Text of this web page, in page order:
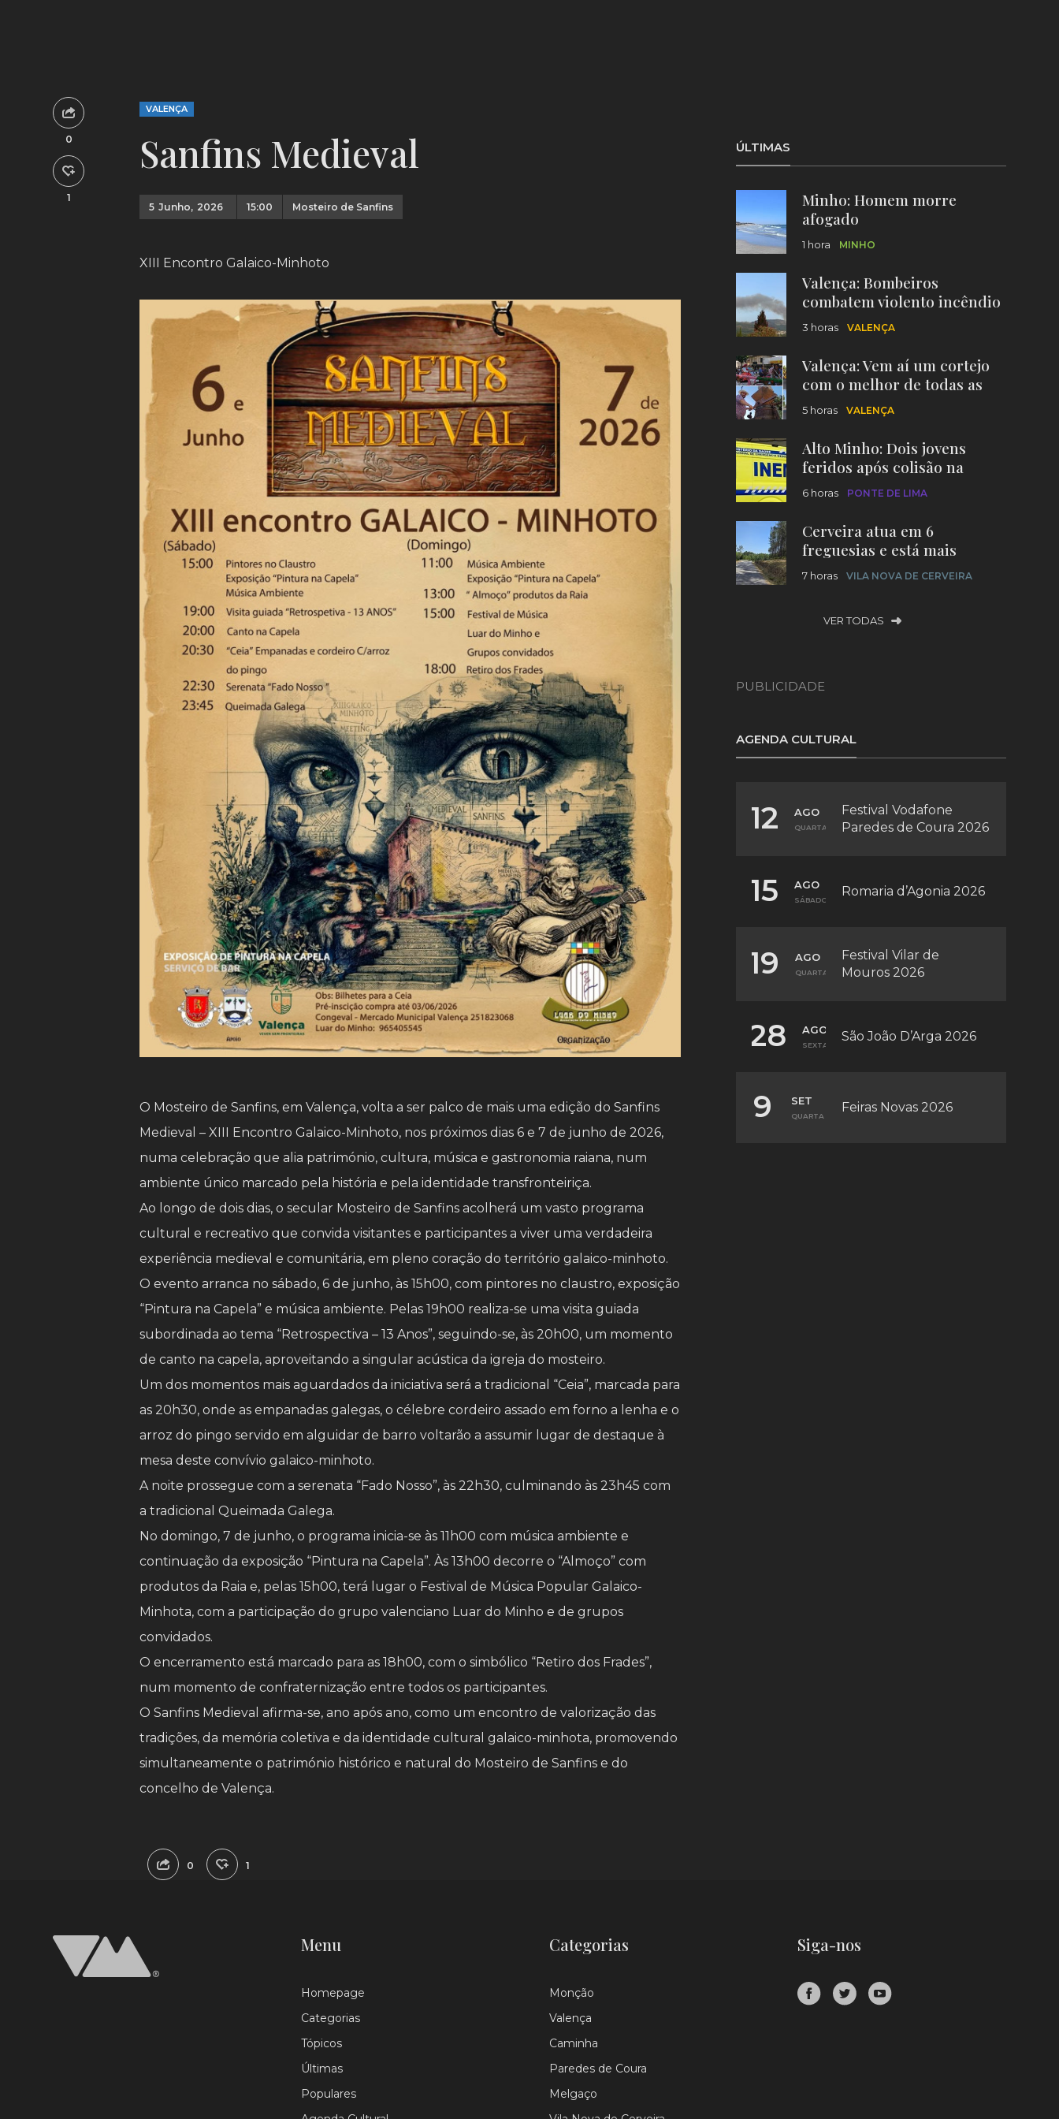
0
1
VALENÇA
Sanfins Medieval
5 Junho, 2026 15:00 Mosteiro de Sanfins
XIII Encontro Galaico-Minhoto
O Mosteiro de Sanfins, em Valença, volta a ser palco de mais uma edição do Sanfins
Medieval – XIII Encontro Galaico-Minhoto, nos próximos dias 6 e 7 de junho de 2026,
numa celebração que alia património, cultura, música e gastronomia raiana, num
ambiente único marcado pela história e pela identidade transfronteiriça.
Ao longo de dois dias, o secular Mosteiro de Sanfins acolherá um vasto programa
cultural e recreativo que convida visitantes e participantes a viver uma verdadeira
experiência medieval e comunitária, em pleno coração do território galaico-minhoto.
O evento arranca no sábado, 6 de junho, às 15h00, com pintores no claustro, exposição
“Pintura na Capela” e música ambiente. Pelas 19h00 realiza-se uma visita guiada
subordinada ao tema “Retrospectiva – 13 Anos”, seguindo-se, às 20h00, um momento
de canto na capela, aproveitando a singular acústica da igreja do mosteiro.
Um dos momentos mais aguardados da iniciativa será a tradicional “Ceia”, marcada para
as 20h30, onde as empanadas galegas, o célebre cordeiro assado em forno a lenha e o
arroz do pingo servido em alguidar de barro voltarão a assumir lugar de destaque à
mesa deste convívio galaico-minhoto.
A noite prossegue com a serenata “Fado Nosso”, às 22h30, culminando às 23h45 com
a tradicional Queimada Galega.
No domingo, 7 de junho, o programa inicia-se às 11h00 com música ambiente e
continuação da exposição “Pintura na Capela”. Às 13h00 decorre o “Almoço” com
produtos da Raia e, pelas 15h00, terá lugar o Festival de Música Popular Galaico-
Minhota, com a participação do grupo valenciano Luar do Minho e de grupos
convidados.
O encerramento está marcado para as 18h00, com o simbólico “Retiro dos Frades”,
num momento de confraternização entre todos os participantes.
O Sanfins Medieval afirma-se, ano após ano, como um encontro de valorização das
tradições, da memória coletiva e da identidade cultural galaico-minhota, promovendo
simultaneamente o património histórico e natural do Mosteiro de Sanfins e do
concelho de Valença.
0 1
ÚLTIMAS
Minho: Homem morre
afogado
1 hora MINHO
Valença: Bombeiros
combatem violento incêndio
florestal
3 horas VALENÇA
Valença: Vem aí um cortejo
com o melhor de todas as
freguesias
5 horas VALENÇA
Alto Minho: Dois jovens
feridos após colisão na
EN201
6 horas PONTE DE LIMA
Cerveira atua em 6
freguesias e está mais
protegida contra incêndios
7 horas VILA NOVA DE CERVEIRA
VER TODAS
PUBLICIDADE
AGENDA CULTURAL
12 AGO
QUARTA
Festival Vodafone
Paredes de Coura 2026
15 AGO
SÁBADO
Romaria d’Agonia 2026
19 AGO
QUARTA
Festival Vilar de
Mouros 2026
28 AGO
SEXTA
São João D’Arga 2026
9 SET
QUARTA
Feiras Novas 2026
Menu
Homepage
Categorias
Tópicos
Últimas
Populares
Categorias
Monção
Valença
Caminha
Paredes de Coura
Melgaço
Siga-nos